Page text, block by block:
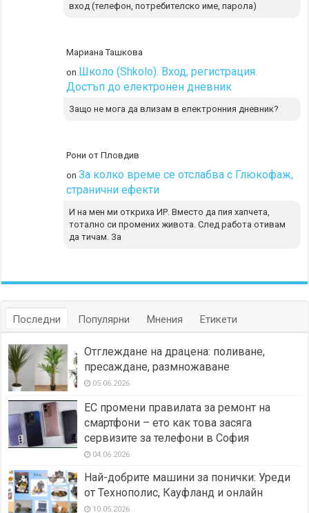
вход (телефон, потребителско име, парола)
Мариана Ташкова
on Школо (Shkolo). Вход, регистрация.
Достъп до електронен дневник
Защо не мога да влизам в електронния дневник?
Рони от Пловдив
onЗа колко време се отслабва с Глюкофаж,
странични ефекти
И на мен ми откриха ИР. Вместо да пия хапчета,
тотално си промених живота. След работа отивам
да тичам. За
Последни Популярни Мнения Етикети
Отглеждане на драцена: поливане,
пресаждане, размножаване
05.06.2026
ЕС промени правилата за ремонт на
смартфони – ето как това засяга
сервизите за телефони в София
04.06.2026
Най-добрите машини за понички: Уреди
от Технополис, Кауфланд и онлайн
10.05.2026